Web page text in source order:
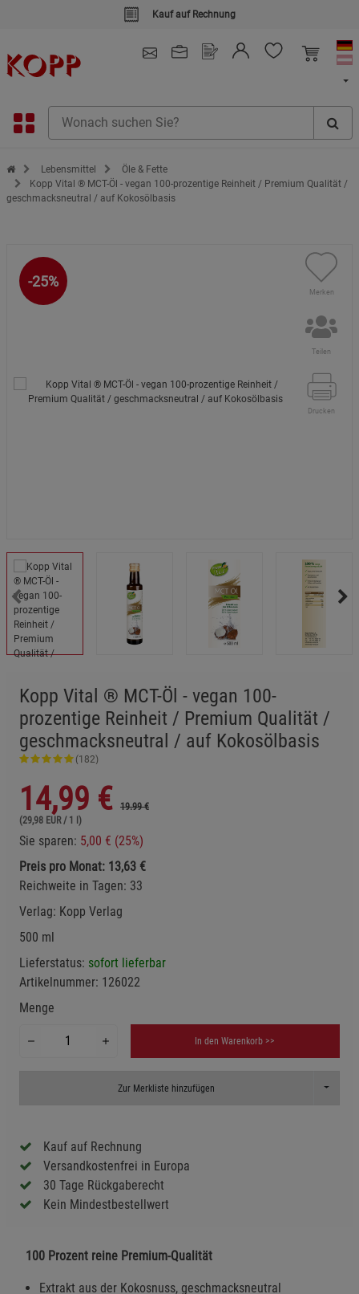
Kauf auf Rechnung
Zur Startseite des Kopp Verlag Online-Shop
Lebensmittel
Öle & Fette
Kopp Vital ® MCT-Öl - vegan 100-prozentige Reinheit / Premium Qualität /
geschmacksneutral / auf Kokosölbasis
-25%
Merken
Teilen
Drucken
Kopp Vital ® MCT-Öl - vegan 100-
prozentige Reinheit / Premium Qualität /
geschmacksneutral / auf Kokosölbasis
(182)
14,99 €
19.99 €
(29,98 EUR / 1 l)
Sie sparen: 5,00 € (25%)
Preis pro Monat: 13,63 €
Reichweite in Tagen: 33
Verlag: Kopp Verlag
500 ml
Lieferstatus: sofort lieferbar
Artikelnummer: 126022
Menge
In den Warenkorb >>
Zur Merkliste hinzufügen Toggle
Kauf auf Rechnung
Versandkostenfrei in Europa
30 Tage Rückgaberecht
Kein Mindestbestellwert
100 Prozent reine Premium-Qualität
Extrakt aus der Kokosnuss, geschmacksneutral